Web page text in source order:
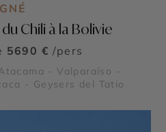
Chili à la Bolivie
5690 € /pers
- Valparaíso -
- Geysers del Tatio